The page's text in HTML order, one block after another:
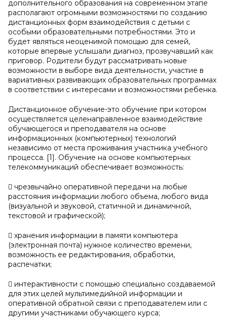
дополнительного образования на современном этапе
располагают огромными возможностями по созданию
дистанционных форм взаимодействия с детьми с
особыми образовательными потребностями. Это и
будет являться неоценимой помощью для семей,
которые впервые услышали диагноз, прозвучавший как
приговор. Родители будут рассматривать новые
возможности в выборе вида деятельности, участие в
вариативных развивающих образовательных программах
в соответствии с интересами и возможностями ребенка.
Дистанционное обучение-это обучение при котором
осуществляется целенаправленное взаимодействие
обучающегося и преподавателя на основе
информационных (компьютерных) технологий
независимо от места проживания участника учебного
процесса. [1]. Обучение на основе компьютерных
телекоммуникаций обеспечивает возможность:
 чрезвычайно оперативной передачи на любые
расстояния информации любого объема, любого вида
(визуальной и звуковой, статичной и динамичной,
текстовой и графической);
 хранения информации в памяти компьютера
(электронная почта) нужное количество времени,
возможность ее редактирования, обработки,
распечатки;
 интерактивности с помощью специально создаваемой
для этих целей мультимедийной информации и
оперативной обратной связи с преподавателем или с
другими участниками обучающего курса;